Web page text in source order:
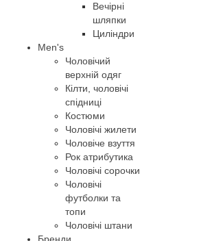
Вечірні
шляпки
Циліндри
Men's
Чоловічий
верхній одяг
Кілти, чоловічі
спідниці
Костюми
Чоловічі жилети
Чоловіче взуття
Рок атрибутика
Чоловічі сорочки
Чоловічі
футболки та
топи
Чоловічі штани